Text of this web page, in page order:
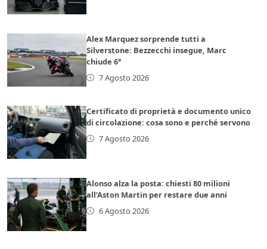
Alex Marquez sorprende tutti a
Silverstone: Bezzecchi insegue, Marc
chiude 6°
7 Agosto 2026
Certificato di proprietà e documento unico
di circolazione: cosa sono e perché servono
7 Agosto 2026
Alonso alza la posta: chiesti 80 milioni
all’Aston Martin per restare due anni
6 Agosto 2026